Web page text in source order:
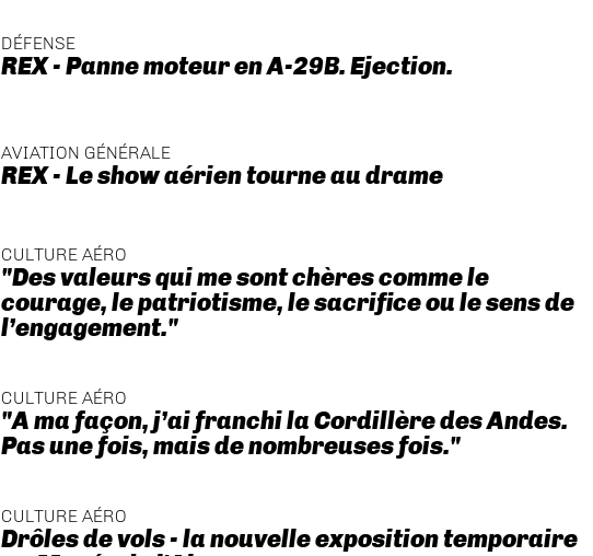
DÉFENSE
REX - Panne moteur en A-29B. Ejection.
AVIATION GÉNÉRALE
REX - Le show aérien tourne au drame
CULTURE AÉRO
"Des valeurs qui me sont chères comme le
courage, le patriotisme, le sacrifice ou le sens de
l’engagement."
CULTURE AÉRO
"A ma façon, j’ai franchi la Cordillère des Andes.
Pas une fois, mais de nombreuses fois."
CULTURE AÉRO
Drôles de vols - la nouvelle exposition temporaire